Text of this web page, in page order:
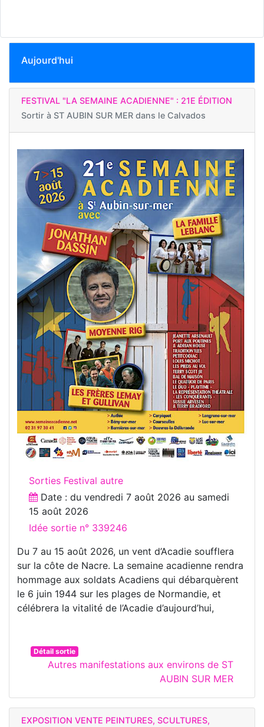
Aujourd'hui
FESTIVAL "LA SEMAINE ACADIENNE" : 21E ÉDITION
Sortir à ST AUBIN SUR MER dans le Calvados
Sorties Festival autre
Date : du vendredi 7 août 2026 au samedi
15 août 2026
Idée sortie n° 339246
Du 7 au 15 août 2026, un vent d’Acadie soufflera
sur la côte de Nacre. La semaine acadienne rendra
hommage aux soldats Acadiens qui débarquèrent
le 6 juin 1944 sur les plages de Normandie, et
célébrera la vitalité de l’Acadie d’aujourd’hui,
Détail sortie
Autres manifestations aux environs de ST
AUBIN SUR MER
EXPOSITION VENTE PEINTURES, SCULTURES,